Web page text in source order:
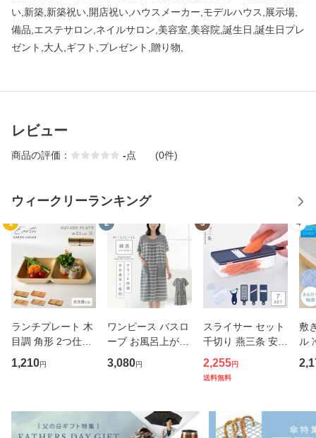
い,新築,新築祝い,開店祝い,ハウスメーカー,モデルハウス,展示場,
備品,エステサロン,ネイルサロン,美容室,美容院,誕生日,誕生日プレ
ゼント,大人,ギフト,プレゼント,贈り物,
レビュー
商品の評価： -点 (0件)
ウィークリーランキング
1
ランチプレート 木
目調 角形 2つ仕切
り 小さめ アースカ
ラー スクエアプレ
レート
1,210円
2
ワンピース バスロ
ーブ お風呂上がり
レディース 半袖 タ
オル 風呂上り ルー
お母さん かわいい
3,080円
3
スライサー セット
千切り 燕三条 安全
ホルダー スリムス
タンドスライサー7
キャベツスライサ
ー 千
2,255円
送料無料
4
敷
ル
m
敷
ッ